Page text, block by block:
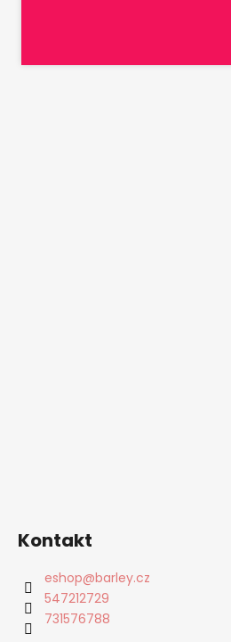
Kontakt
eshop@barley.cz
547212729
731576788